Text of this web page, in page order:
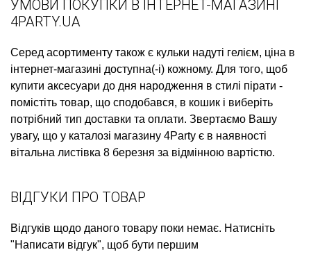
УМОВИ ПОКУПКИ В ІНТЕРНЕТ-МАГАЗИНІ
4PARTY.UA
Серед асортименту також є кульки надуті гелієм, ціна в
інтернет-магазині доступна(-і) кожному. Для того, щоб
купити аксесуари до дня народження в стилі пірати -
помістіть товар, що сподобався, в кошик і виберіть
потрібний тип доставки та оплати. Звертаємо Вашу
увагу, що у каталозі магазину 4Party є в наявності
вітальна листівка 8 березня за відмінною вартістю.
ВІДГУКИ ПРО ТОВАР
Відгуків щодо даного товару поки немає. Натисніть
"Написати відгук", щоб бути першим